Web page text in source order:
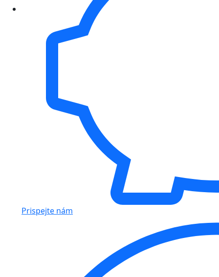
Prispejte nám